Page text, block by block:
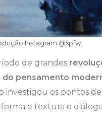
Instagram @spfw
de grandes
pensamento
investigou os pontos
e textura o